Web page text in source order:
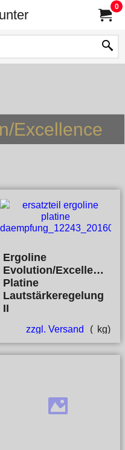
0
Excellence
Ergoline
Evolution/Excellence
Platine
Lautstärkeregelung
II
zzgl. Versand kg